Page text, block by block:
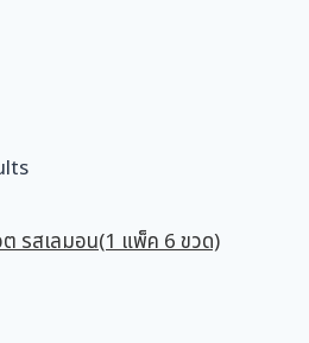
รสเลมอน(1 แพ็ค 6 ขวด)